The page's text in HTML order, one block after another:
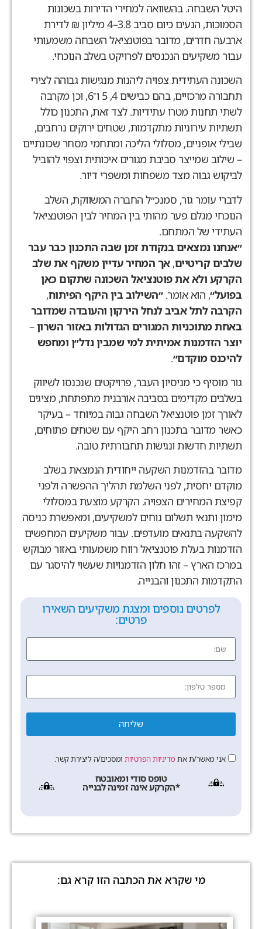
היטל השבחה.בהשוואה למחירי הדירות בשכונות
הסמוכות, הנעים כיום סביב3.8–4 מיליון ₪לדירת
ארבעה חדרים,מדובר בפוטנציאל השבחה משמעותי
עבור משקיעים הנכנסים לפרויקט בשלב הנוכחי.
השכונה העתידית צפויה ליהנות מנגישות גבוהה לצירי
תחבורה מרכזיים,בהם כבישים4, 5 ו־6, וכן מקרבה
לשתי תחנות מטרו עתידיות.לצד זאת, התכנון כולל
תשתיות עירוניות מתקדמות, שטחים ירוקים נרחבים,
שבילי אופניים,מסלולי הליכה ומתחמי מסחר שכונתיים
– שילוב שמייצר סביבת מגורים איכותית וצפוי להוביל
לביקוש גבוה מצד משפחות ומשפרי דיור.
לדברי עומר גור, סמנכ״ל החברה המשווקת, השלב
הנוכחי מגלם פער מהותי בין המחיר לבין הפוטנציאל
העתידי של המתחם.
״אנחנו נמצאים בנקודת זמן שבה התכנון כבר עבר
שלבים קריטיים,אך המחיר עדיין משקף את שלב
הקרקע ולא את פוטנציאל השכונה שתקום כאן
בפועל״, הוא אומר.״השילוב בין היקף הפיתוח,
הקרבה לתל אביב לנחל הירקון והעובדה שמדובר
באחת מתוכניות המגורים הגדולות באזור השרון–
יוצר הזדמנות אמיתית למי שמבין נדל״ן ומחפש
להיכנס מוקדם״.
גור מוסיף כי מניסיון העבר, פרויקטים שנכנסו לשיווק
בשלבים מקדימים בסביבה אורבנית מתפתחת,מציגים
לאורך זמן פוטנציאל השבחה גבוה במיוחד–בעיקר
כאשר מדובר בתכנון רחב היקף עם שטחים פתוחים,
תשתיות חדשות ונגישות תחבורתית טובה.
מדובר בהזדמנות השקעה ייחודית הנמצאת בשלב
מוקדם יחסית,לפני השלמת תהליך ההפשרה ולפני
קפיצת המחירים הצפויה. הקרקע מוצעת במסלולי
מימון ותנאי תשלום נוחים למשקיעים, ומאפשרת כניסה
להשקעה בתנאים מועדפים. עבור משקיעים המחפשים
הזדמנות בעלת פוטנציאל רווח משמעותי באזור מבוקש
במרכז הארץ–זהו חלון הזדמנויות שעשוי להיסגר עם
התקדמות התכנון והבנייה.
לפרטים נוספים ומצגת משקיעים השאירו
פרטים:
אני מאשר/ת את מדיניות הפרטיות ומסכים/ה ליצירת קשר.
שליחה
טופס סודי ומאובטח
*הקרקע אינה זמינה לבנייה
מי שקרא את הכתבה הזו קרא גם: